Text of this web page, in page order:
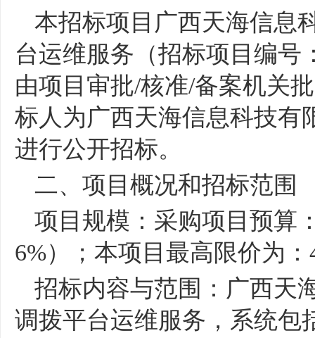
本招标项目广西天海信息
台运维服务（招标项目编号
由项目审批/核准/备案机关
标人为广西天海信息科技有
进行公开招标。
二、项目概况和招标范围
项目规模：采购项目预算
6%）；本项目最高限价为：
招标内容与范围：广西天
调拨平台运维服务，系统包